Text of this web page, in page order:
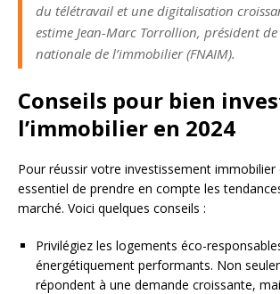
du télétravail et une digitalisation
estime Jean-Marc Torrollion, président
nationale de l’immobilier (FNAIM).
Conseils pour bien
l’immobilier en 2024
Pour réussir votre investissement immobilier
essentiel de prendre en compte les
marché. Voici quelques conseils :
Privilégiez les logements éco-
énergétiquement performants. Non
répondent à une demande croissante,